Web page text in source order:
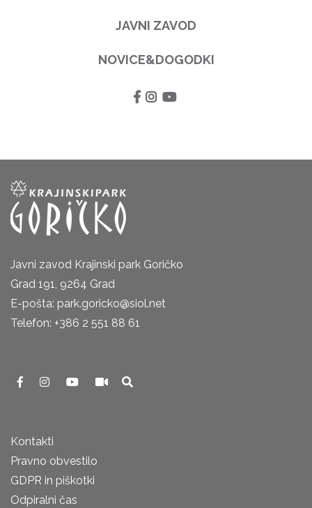
JAVNI ZAVOD
NOVICE&DOGODKI
Javni zavod Krajinski park Goričko
Grad 191, 9264 Grad
E-pošta: park.goricko@siol.net
Telefon: +386 2 551 88 61
Kontakti
Pravno obvestilo
GDPR in piškotki
Odpiralni čas